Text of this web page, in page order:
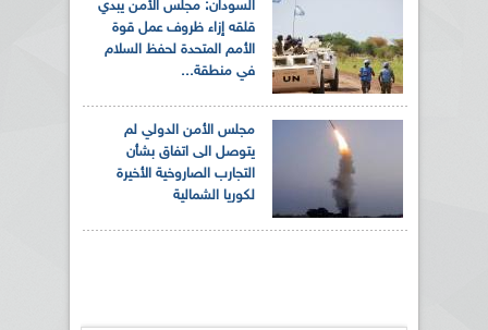
السودان: مجلس الأمن يبدي
قلقه إزاء ظروف عمل قوة
الأمم المتحدة لحفظ السلام
في منطقة...
مجلس الأمن الدولي لم
يتوصل الى اتفاق بشأن
التجارب الصاروخية الأخيرة
لكوريا الشمالية